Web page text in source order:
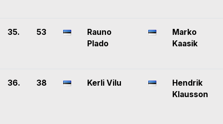
35. 53
Rauno
Plado
Marko
Kaasik
36. 38 Kerli Vilu
Hendrik
Klausson